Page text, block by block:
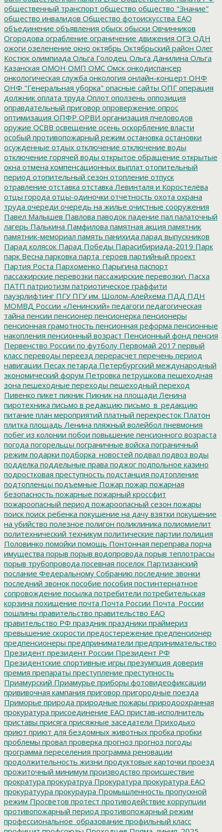
общественный транспорт общество общество "Знание"
общество инвалидов Общество фотоискусства ЕАО
объединение объявления обыск обыски Овчинников
Огородова ограбление ограничение движения ОГЭ ОДН
ожоги озеленение окно октябрь Октябрьский район Олег
Костюк олимпиада Ольга Голодец Ольга Данилина Ольга
Казанская ОМОН ОМП ОМС Омск онкодиспансер
онкологическая служба онкология онлайн-концерт ОНФ
ОНФ "Генеральная уборка" опасные сайты ОПГ операция
должник оплата труда Оплот оползень оппозиция
оправдательный приговор опровержение опрос
оптимизация ОПФР ОРВИ организация пчеловодов
оружие ОСВВ освещение осень оскорбление власти
особый противопожарный режим остановка остановки
осужденные отдых отключение отключение воды
отключение горячей воды открытое обращение открытые
окна отмена компенсационных выплат отопительный
период отопительный сезон отопление отпуск
отравление отставка отставка Левинталя и Коростелёва
отцы города отцы-одиночки отчетность охота охрана
труда очереди очередь на жилье очистные сооружения
Павел Малышев Павлова паводок падение пал палаточный
лагерь Палькина Памфилова памятная акция памятник
памятник-мемориал память панихида парад выпускников
Парад колясок Парад Победы Парасибириада-2019 Парк
парк Весна парковка парта_героев партийный проект
Партия Роста Пархоменко Парыгина паспорт
пассажирские перевозки пассажирские перевозки\ Пасха
ПАТП патриотизм патриотическое граффити
пауэрлифтинг ПГУПГУ им. Шолом-Алейхема ПДД ПДН
МОМВД России «Ленинский» педагоги педагогическая
тайна пенсии пенсионер пенсионерка пенсионеры
пенсионная грамотность пенсионная реформа пенсионные
накопления пенсионный возраст Пенсионный фонд пенсия
Первенство России по футболу Первомай 2017 первый
класс переводы переезд перерасчет перечень период
навигации Песах петарда Петербургский международный
экономический форум Петровка петрушкова пешеходная
зона пешеходные переходы пешеходный переход
Пивенко пикет пикник Пикник на площади Ленина
пиротехника письмо в редакцию письмо_в_редакцию
питание план мероприятий платный перекресток Платон
плитка площадь Ленина пляжный волейбол пневмония
побег из колонии побои повышение пенсионного возраста
погода погорельцы пограничные войска пограничный
режим подарки подборка_новостей подвал подвоз воды
подделка поддельные права поджог подпольное казино
подростковая преступность подстанция подтопление
подтопленцы подъемные Пожар пожар пожарная
безопасность пожарные пожарный кроссфит
пожароопасный период пожароопасный сезон пожары
поиск поиск ребенка покушение на дачу взятки покушение
на убийство полезное полигон поликлиника полиомиелит
политехнический техникум политические партии полиция
Половинко помойки помощь Понтонная переправа порча
имущества порыв порыв водопровода порыв теплотрассы
порыв трубопровода посевная поселок Партизанский
послание Федеральному Собранию последние звонки
последний звонок пособие пособия постинтернатное
сопровождение посылка потребители потребительская
корзина похищение почта Почта России Почта_России
пошлины правительство правительство ЕАО
правительство РФ праздник праздники праймериз
превышение скорости предостережение предпенсионер
предпенсионеры предприниматели предпринимательство
Президент президент России Президент РФ
Президентские спортивные игры презумпция доверия
премия препараты преступление преступность
Приамурский Приамурье приборы фотовидеофиксации
прививочная кампания приговор пригородные поезда
Приморье природа природные пожары природоохранная
прокуратура присоединение ЕАО пристав-исполнитель
приставы присяга присяжные заседатели Приходько
приют приют для бездомных животных пробка пробки
проблемы провал проверка прогноз прогноз погоды
программа переселения программа реновации
продолжительность жизни продуктовые карточки проезд
прожиточный минимум производство происшествие
прократура прокуратруа Прокуратура прокуратура ЕАО
прокуратуура прокураура Промышленность пропускной
режим Просветов протест противодействие коррупции
противопожарный период противопожарный режим
профессиональное_образование профильный класс